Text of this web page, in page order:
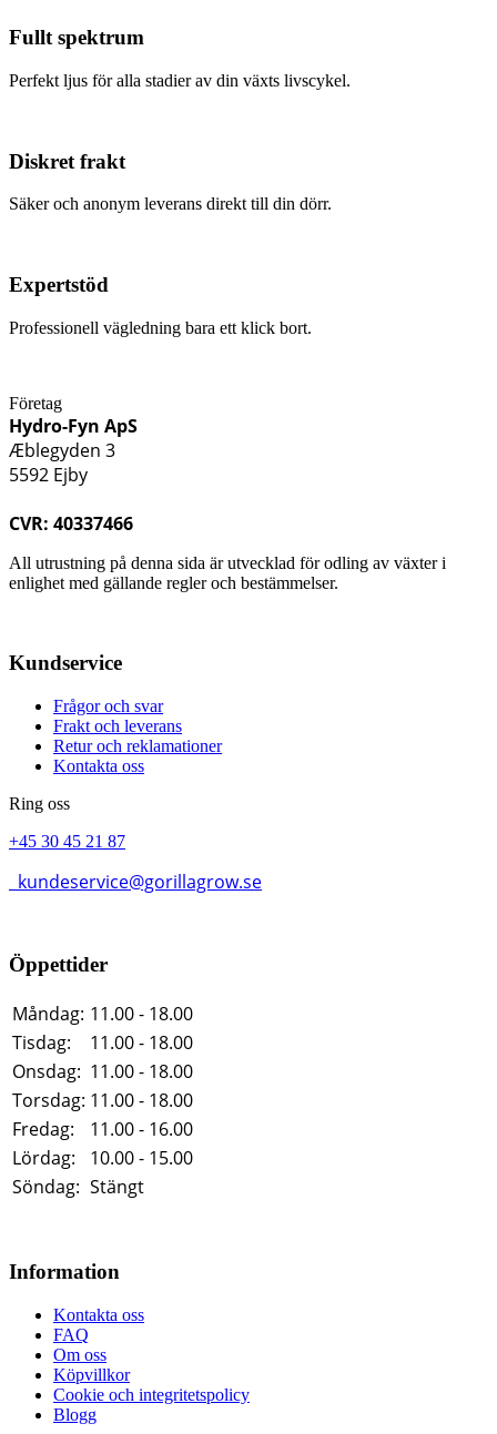
Fullt spektrum
Perfekt ljus för alla stadier av din växts livscykel.
Diskret frakt
Säker och anonym leverans direkt till din dörr.
Expertstöd
Professionell vägledning bara ett klick bort.
Företag
Hydro-Fyn ApS
Æblegyden 3
5592 Ejby
CVR: 40337466
All utrustning på denna sida är utvecklad för odling av växter i
enlighet med gällande regler och bestämmelser.
Kundservice
Frågor och svar
Frakt och leverans
Retur och reklamationer
Kontakta oss
Ring oss
+45 30 45 21 87
kundeservice@gorillagrow.se
Öppettider
Måndag: 11.00 - 18.00
Tisdag:
11.00 - 18.00
Onsdag: 11.00 - 18.00
Torsdag: 11.00 - 18.00
Fredag:
11.00 - 16.00
Lördag:
10.00 - 15.00
Söndag: Stängt
Information
Kontakta oss
FAQ
Om oss
Köpvillkor
Cookie och integritetspolicy
Blogg